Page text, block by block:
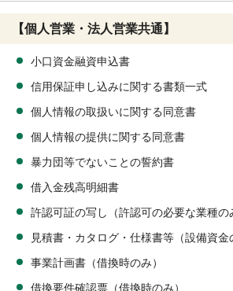
【個人営業・法人営業共通】
小口資金融資申込書
信用保証申し込みに関する書類一式
個人情報の取扱いに関する同意書
個人情報の提供に関する同意書
暴力団等でないことの誓約書
借入金残高明細書
許認可証の写し（許認可の必要な業種の
見積書・カタログ・仕様書等（設備資金
事業計画書（借換時のみ）
借換要件確認票（借換時のみ）